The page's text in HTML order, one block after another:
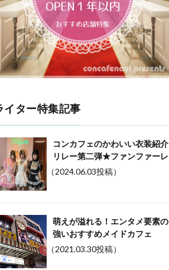
イター特集記事
コンカフェのかわいい衣装紹介
リレー第二弾★ファンファーレ
（2024.06.03投稿）
萌えが溢れる！エンタメ要素の
強いおすすめメイドカフェ
（2021.03.30投稿）